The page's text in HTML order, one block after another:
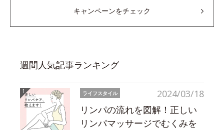
キャンペーンをチェック
週間人気記事ランキング
2024/03/18
ライフスタイル
リンパの流れを図解！正しい
リンパマッサージでむくみを